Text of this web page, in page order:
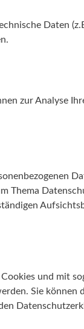
Daten
zur Analyse
Thema
und mit
Sie können